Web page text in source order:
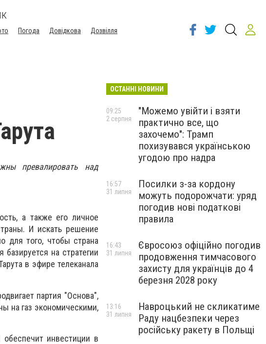
Погода Довідкова
Дозвілля
превалировать над
а также его личное
И искать решение
для того, чтобы страна
на стратегии
в эфире телеканала
партия "Основа",
на газ экономическими,
обеспечит инвестиции в
ОСТАННІ НОВИНИ
"Можемо увійти і взяти
практично все, що
захочемо": Трамп
похизувався українською
угодою про надра
09:25
2 серпня
Посилки з-за кордону
можуть подорожчати: уряд
погодив нові податкові
правила
16:57
31 липня
Євросоюз офіційно погодив
продовження тимчасового
захисту для українців до 4
березня 2028 року
16:43
31 липня
Навроцький не скликатиме
Раду нацбезпеки через
російську ракету в Польщі
13:16
31 липня